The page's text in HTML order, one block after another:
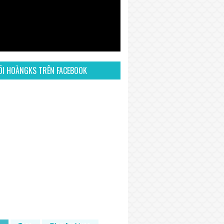
HOÀNGKS TRÊN FACEBOOK